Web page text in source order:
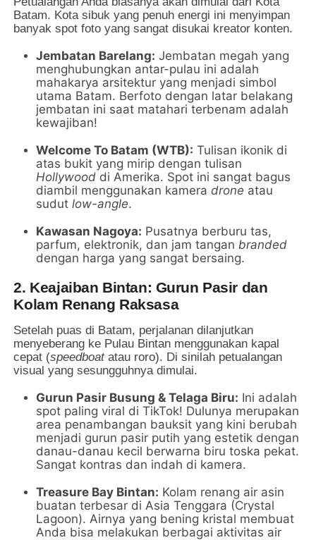
Batam. Kota sibuk yang penuh energi ini menyimpan
banyak spot foto yang sangat disukai kreator konten.
Jembatan Barelang: Jembatan megah yang
menghubungkan antar-pulau ini adalah
mahakarya arsitektur yang menjadi simbol
utama Batam. Berfoto dengan latar belakang
jembatan ini saat matahari terbenam adalah
kewajiban!
Welcome To Batam (WTB): Tulisan ikonik di
atas bukit yang mirip dengan tulisan
Hollywood di Amerika. Spot ini sangat bagus
diambil menggunakan kameradrone atau
sudutlow-angle.
Kawasan Nagoya: Pusatnya berburu tas,
parfum, elektronik, dan jam tangan branded
dengan harga yang sangat bersaing.
2. Keajaiban Bintan: Gurun Pasir dan
Kolam Renang Raksasa
Setelah puas di Batam, perjalanan dilanjutkan
menyeberang ke Pulau Bintan menggunakan kapal
cepat (speedboatatau roro). Di sinilah petualangan
visual yang sesungguhnya dimulai.
Gurun Pasir Busung & Telaga Biru: Ini adalah
spot paling viral di TikTok! Dulunya merupakan
area penambangan bauksit yang kini berubah
menjadi gurun pasir putih yang estetik dengan
danau-danau kecil berwarna biru toska pekat.
Sangat kontras dan indah di kamera.
Treasure Bay Bintan: Kolam renang air asin
buatan terbesar di Asia Tenggara (Crystal
Lagoon). Airnya yang bening kristal membuat
Anda bisa melakukan berbagai aktivitas air